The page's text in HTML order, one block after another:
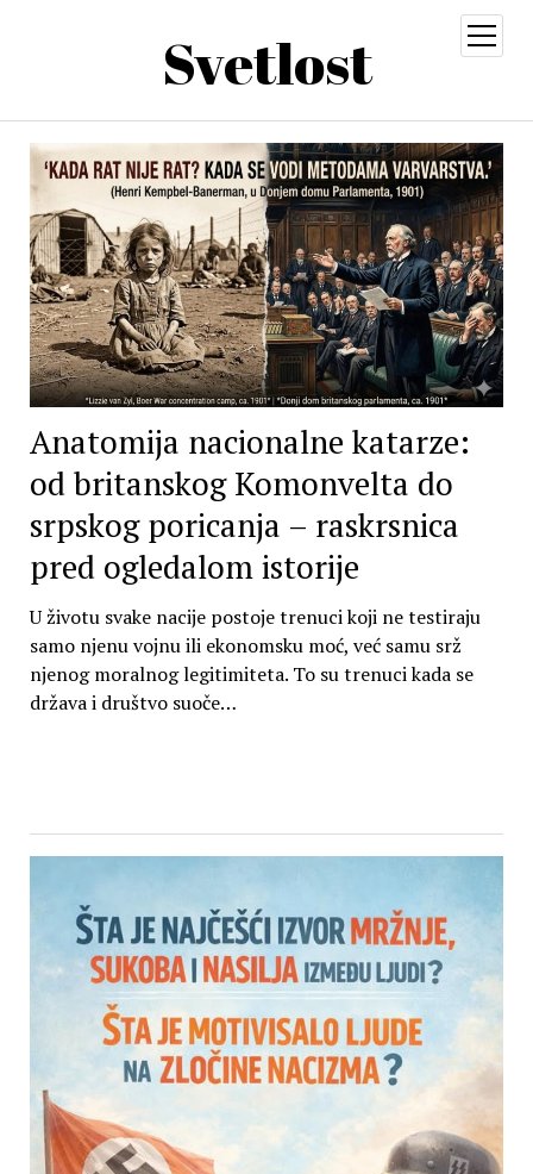
Svetlost
open
menu
Anatomija nacionalne katarze:
od britanskog Komonvelta do
srpskog poricanja – raskrsnica
pred ogledalom istorije
U životu svake nacije postoje trenuci koji ne testiraju
samo njenu vojnu ili ekonomsku moć, već samu srž
njenog moralnog legitimiteta. To su trenuci kada se
država i društvo suoče…